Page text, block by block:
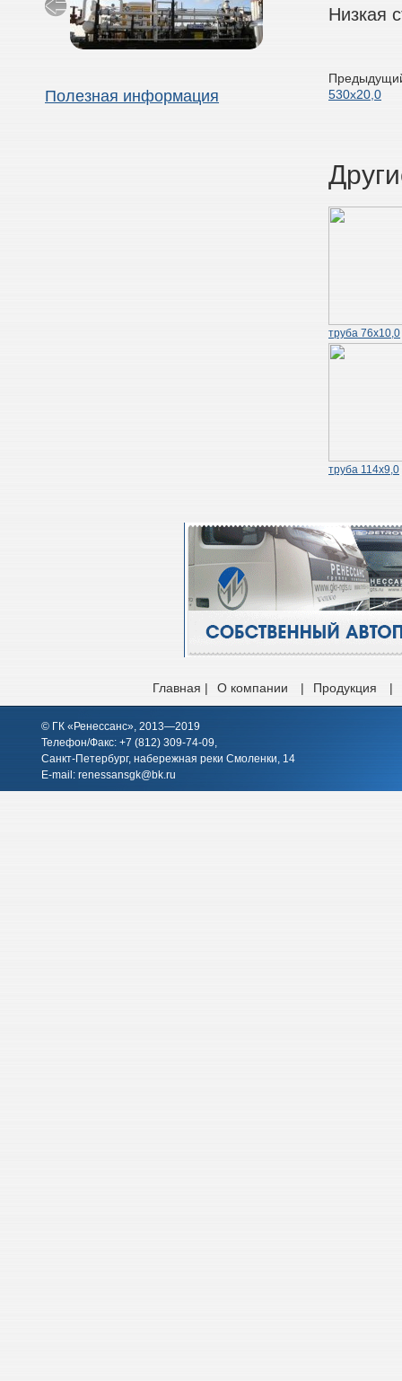
Полезная информация
Низкая
530х20,0
труба 76х10,0
труба 114х9,0
Главная | О компании | Продукция |
© ГК «Ренессанс», 2013—2019
Телефон/Факс: +7 (812) 309-74-09,
Санкт-Петербург, набережная реки Смоленки, 14
E-mail: renessansgk@bk.ru